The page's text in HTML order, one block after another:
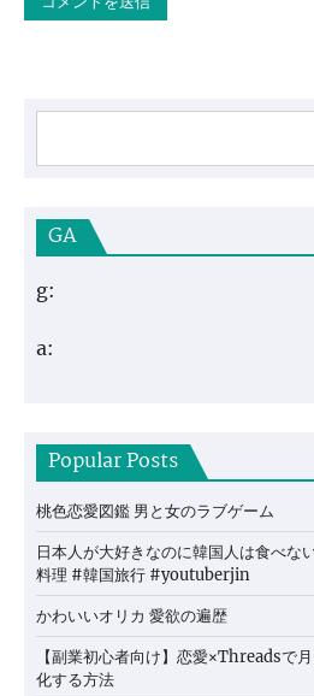
GA
g:
a:
Popular Posts
桃色恋愛図鑑 男と女のラブゲーム
日本人が大好きなのに韓国人は食べ
料理 #韓国旅行 #youtuberjin
かわいいオリカ 愛欲の遍歴
【副業初心者向け】恋愛×Threadsで
化する方法